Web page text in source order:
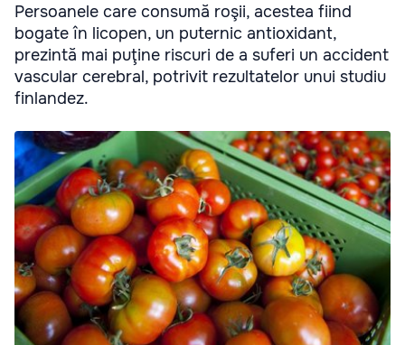
Persoanele care consumă roşii, acestea fiind
bogate în licopen, un puternic antioxidant,
prezintă mai puţine riscuri de a suferi un accident
vascular cerebral, potrivit rezultatelor unui studiu
finlandez.